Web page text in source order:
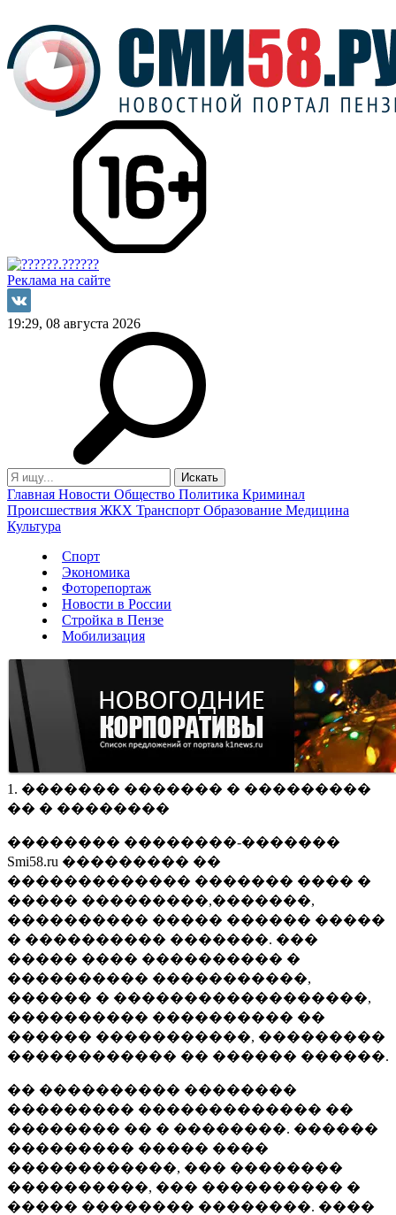
Реклама на сайте
19:29, 08 августа 2026
Главная Новости Общество Политика Криминал
Происшествия ЖКХ Транспорт Образование Медицина
Культура
Спорт
Экономика
Фоторепортаж
Новости в России
Стройка в Пензе
Мобилизация
1. ������� ������� � ���������
�� � ��������
�������� ��������-�������
Smi58.ru ��������� ��
������������� ������� ���� �
����� ���������,�������,
���������� ����� ������ �����
� ���������� �������. ���
����� ���� ���������� �
���������� �����������,
������ � ������������������,
���������� ���������� ��
������ �����������, ���������
������������ �� ������ ������.
�� ���������� ��������
��������� ������������� ��
�������� �� � ��������. ������
��������� ����� ����
������������, ��� ��������
����������, ��� ���������� �
����� �������� ��������. ����